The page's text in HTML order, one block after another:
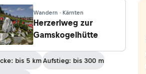
Wandern · Kärnten
Herzerlweg zur
Gamskogelhütte
bis 5 km Aufstieg: bis 300 m